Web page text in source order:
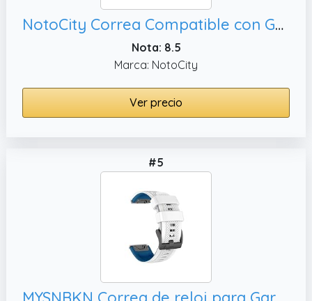
NotoCity Correa Compatible con Garmin Fenix 5/Fenix 6 Pro/Fenix 5 Plus/Fenix 6/Forerunner 945/Forerunner 935/Approach S60/Quatix 5 Correa de Silicona de 22 mm(Army Green-Black)
Nota: 8.5
Marca: NotoCity
Ver precio
#5